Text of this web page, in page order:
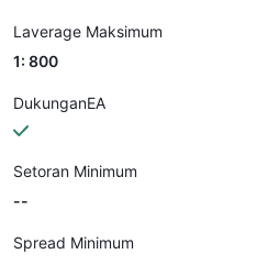
Laverage Maksimum
1: 800
DukunganEA
Setoran Minimum
--
Spread Minimum